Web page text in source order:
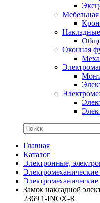
Оконная
Главная
Каталог
Электронные,
Электромеханические
Замок накладной
2369.1-INOX-R